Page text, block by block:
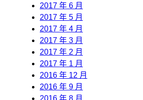
2017 年 6 月
2017 年 5 月
2017 年 4 月
2017 年 3 月
2017 年 2 月
2017 年 1 月
2016 年 12 月
2016 年 9 月
2016 年 8 月